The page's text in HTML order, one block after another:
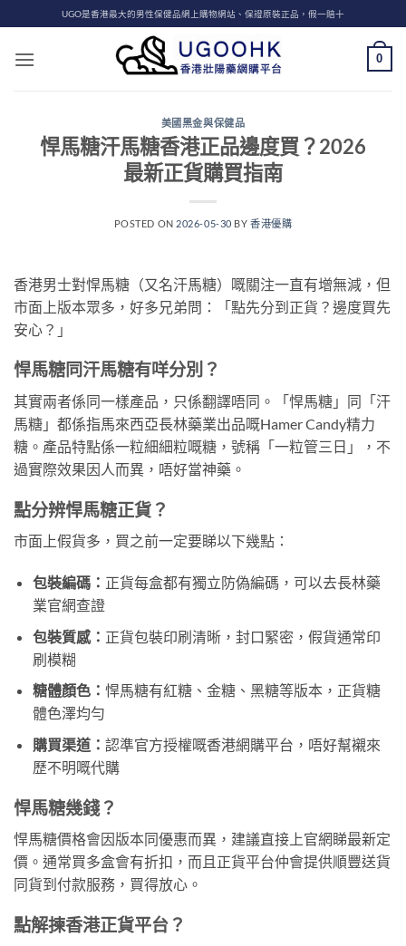
to
content
UGO是香港最大的男性保健品網上購物網站、保證原裝正品，假一賠十
0
美國黑金與保健品
悍馬糖汗馬糖香港正品邊度買？2026
最新正貨購買指南
POSTED ON 2026-05-30 BY香港優購
香港男士對悍馬糖（又名汗馬糖）嘅關注一直有增無減，但
市面上版本眾多，好多兄弟問：「點先分到正貨？邊度買先
安心？」
悍馬糖同汗馬糖有咩分別？
其實兩者係同一樣產品，只係翻譯唔同。「悍馬糖」同「汗
馬糖」都係指馬來西亞長林藥業出品嘅Hamer Candy精力
糖。產品特點係一粒細細粒嘅糖，號稱「一粒管三日」，不
過實際效果因人而異，唔好當神藥。
點分辨悍馬糖正貨？
市面上假貨多，買之前一定要睇以下幾點：
包裝編碼： 正貨每盒都有獨立防偽編碼，可以去長林藥
業官網查證
包裝質感： 正貨包裝印刷清晰，封口緊密，假貨通常印
刷模糊
糖體顏色： 悍馬糖有紅糖、金糖、黑糖等版本，正貨糖
體色澤均勻
購買渠道： 認準官方授權嘅香港網購平台，唔好幫襯來
歷不明嘅代購
悍馬糖幾錢？
悍馬糖價格會因版本同優惠而異，建議直接上官網睇最新定
價。通常買多盒會有折扣，而且正貨平台仲會提供順豐送貨
同貨到付款服務，買得放心。
點解揀香港正貨平台？